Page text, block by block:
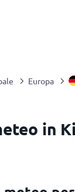
Europa
in